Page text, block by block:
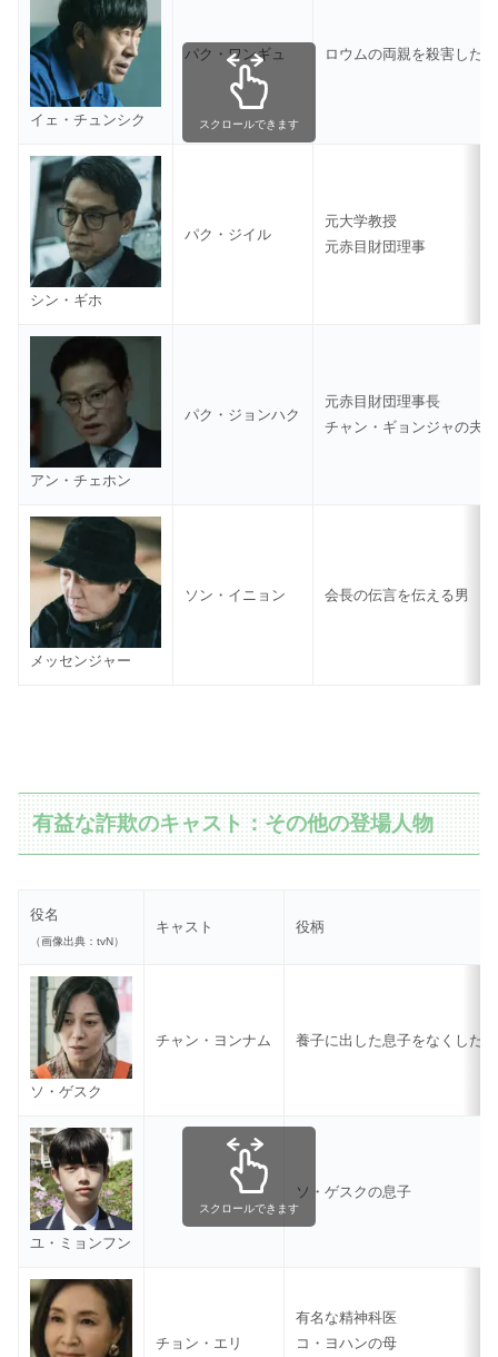
イェ・チュンシク
パク・ワンギュ ロウムの両親を殺害した”
シン・ギホ
パク・ジイル
元大学教授
元赤目財団理事
アン・チェホン
パク・ジョンハク
元赤目財団理事長
チャン・ギョンジャの夫
メッセンジャー
ソン・イニョン 会長の伝言を伝える男
スクロールできます
有益な詐欺のキャスト：その他の登場人物
役名
（画像出典：tvN）
キャスト 役柄
ソ・ゲスク
チャン・ヨンナム 養子に出した息子をなくした母
ユ・ミョンフン
ソ・ゲスクの息子
チョン・エリ
有名な精神科医
コ・ヨハンの母
スクロールできます